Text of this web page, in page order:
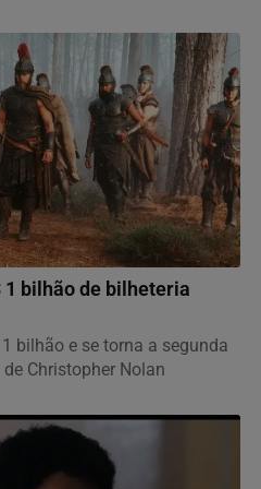
1 bilhão de bilheteria
bilhão e se torna a segunda
Christopher Nolan